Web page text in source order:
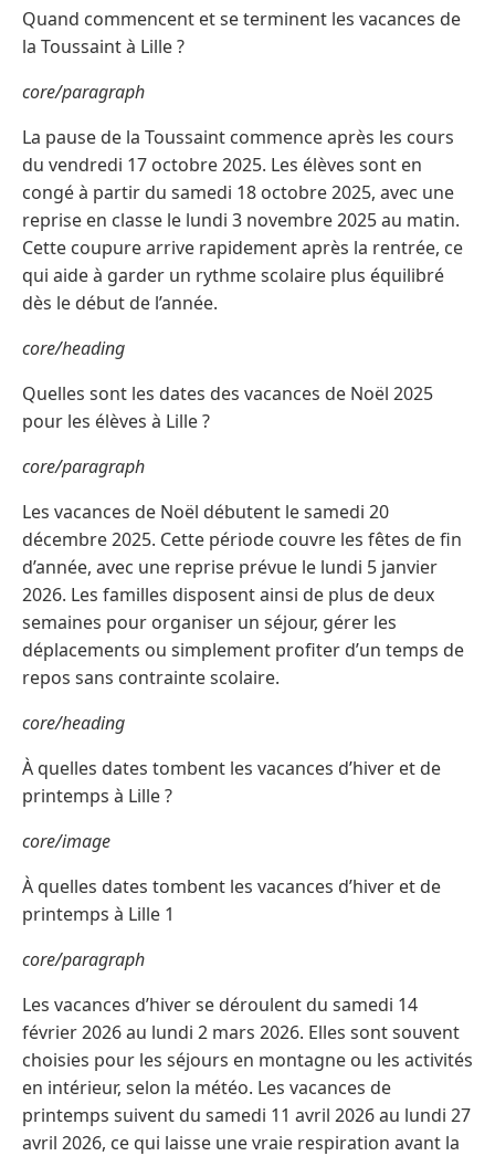
Quand commencent et se terminent les vacances de
la Toussaint à Lille ?
core/paragraph
La pause de la Toussaint commence après les cours
du vendredi 17 octobre 2025. Les élèves sont en
congé à partir du samedi 18 octobre 2025, avec une
reprise en classe le lundi 3 novembre 2025 au matin.
Cette coupure arrive rapidement après la rentrée, ce
qui aide à garder un rythme scolaire plus équilibré
dès le début de l’année.
core/heading
Quelles sont les dates des vacances de Noël 2025
pour les élèves à Lille ?
core/paragraph
Les vacances de Noël débutent le samedi 20
décembre 2025. Cette période couvre les fêtes de fin
d’année, avec une reprise prévue le lundi 5 janvier
2026. Les familles disposent ainsi de plus de deux
semaines pour organiser un séjour, gérer les
déplacements ou simplement profiter d’un temps de
repos sans contrainte scolaire.
core/heading
À quelles dates tombent les vacances d’hiver et de
printemps à Lille ?
core/image
À quelles dates tombent les vacances d’hiver et de
printemps à Lille 1
core/paragraph
Les vacances d’hiver se déroulent du samedi 14
février 2026 au lundi 2 mars 2026. Elles sont souvent
choisies pour les séjours en montagne ou les activités
en intérieur, selon la météo. Les vacances de
printemps suivent du samedi 11 avril 2026 au lundi 27
avril 2026, ce qui laisse une vraie respiration avant la